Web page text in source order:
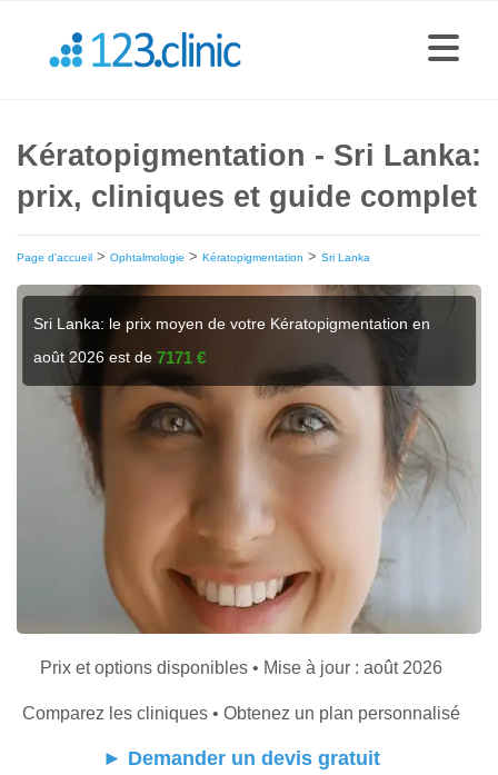
Kératopigmentation - Sri Lanka:
prix, cliniques et guide complet
Page d'accueil > Ophtalmologie > Kératopigmentation > Sri Lanka
Sri Lanka: le prix moyen de votre Kératopigmentation en
août 2026 est de7171 €
Prix et options disponibles • Mise à jour : août 2026
Comparez les cliniques • Obtenez un plan personnalisé
► Demander un devis gratuit